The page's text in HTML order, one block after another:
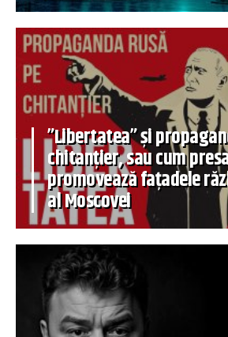
”Libertatea” și
chitanțier, sau cum
promovează fațadele
al Moscovei